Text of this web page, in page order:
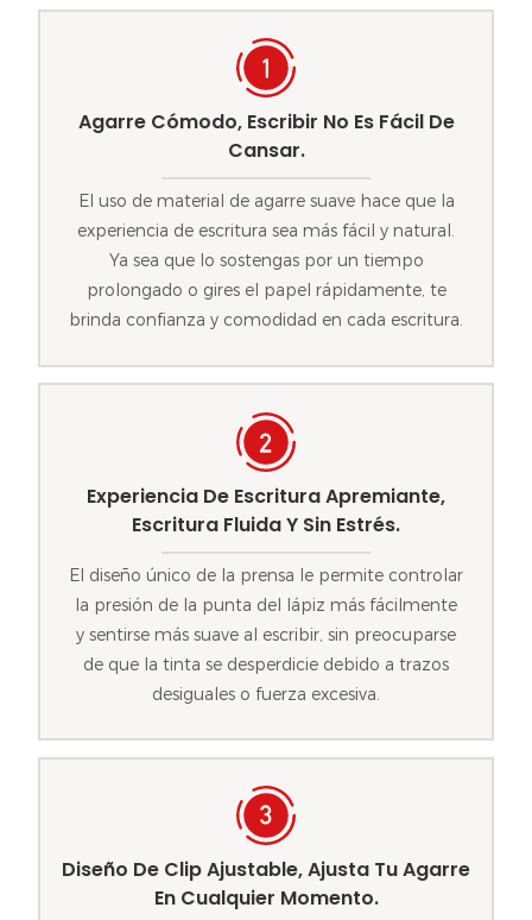
Agarre Cómodo, Escribir No Es Fácil De
Cansar.
El uso de material de agarre suave hace que la
experiencia de escritura sea más fácil y natural.
Ya sea que lo sostengas por un tiempo
prolongado o gires el papel rápidamente, te
brinda confianza y comodidad en cada escritura.
Experiencia De Escritura Apremiante,
Escritura Fluida Y Sin Estrés.
El diseño único de la prensa le permite controlar
la presión de la punta del lápiz más fácilmente
y sentirse más suave al escribir, sin preocuparse
de que la tinta se desperdicie debido a trazos
desiguales o fuerza excesiva.
Diseño De Clip Ajustable, Ajusta Tu Agarre
En Cualquier Momento.